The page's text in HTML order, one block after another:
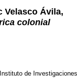
Velasco Ávila,
colonial
de Investigaciones